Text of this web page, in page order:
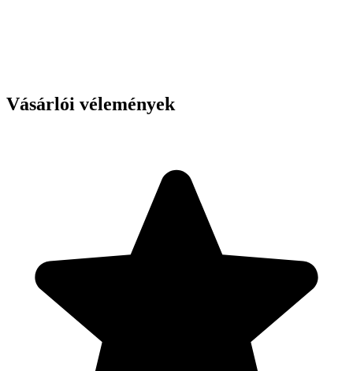
Vásárlói vélemények